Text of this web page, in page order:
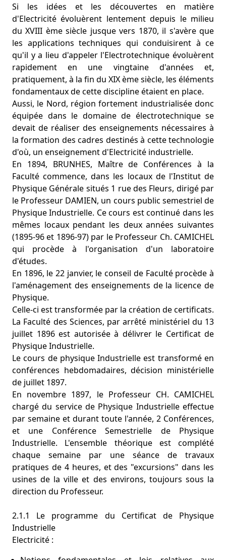
Si les idées et les découvertes en matière
d'Electricité évoluèrent lentement depuis le milieu
du XVIII ème siècle jusque vers 1870, il s'avère que
les applications techniques qui conduisirent à ce
qu'il y a lieu d'appeler l'Electrotechnique évoluèrent
rapidement en une vingtaine d'années et,
pratiquement, à la fin du XIX ème siècle, les éléments
fondamentaux de cette discipline étaient en place.
Aussi, le Nord, région fortement industrialisée donc
équipée dans le domaine de électrotechnique se
devait de réaliser des enseignements nécessaires à
la formation des cadres destinés à cette technologie
d'où, un enseignement d'Electricité industrielle.
En 1894, BRUNHES, Maître de Conférences à la
Faculté commence, dans les locaux de l'Institut de
Physique Générale situés 1 rue des Fleurs, dirigé par
le Professeur DAMIEN, un cours public semestriel de
Physique Industrielle. Ce cours est continué dans les
mêmes locaux pendant les deux années suivantes
(1895-96 et 1896-97) par le Professeur Ch. CAMICHEL
qui procède à l'organisation d'un laboratoire
d'études.
En 1896, le 22 janvier, le conseil de Faculté procède à
l'aménagement des enseignements de la licence de
Physique.
Celle-ci est transformée par la création de certificats.
La Faculté des Sciences, par arrêté ministériel du 13
juillet 1896 est autorisée à délivrer le Certificat de
Physique Industrielle.
Le cours de physique Industrielle est transformé en
conférences hebdomadaires, décision ministérielle
de juillet 1897.
En novembre 1897, le Professeur CH. CAMICHEL
chargé du service de Physique Industrielle effectue
par semaine et durant toute l'année, 2 Conférences,
et une Conférence Semestrielle de Physique
Industrielle. L'ensemble théorique est complété
chaque semaine par une séance de travaux
pratiques de 4 heures, et des "excursions" dans les
usines de la ville et des environs, toujours sous la
direction du Professeur.
2.1.1 Le programme du Certificat de Physique
Industrielle
Electricité :